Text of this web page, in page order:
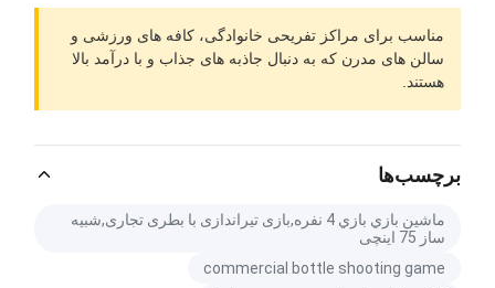
مناسب برای مراکز تفریحی خانوادگی، کافه های ورزشی و
سالن های مدرن که به دنبال جاذبه های جذاب و با درآمد بالا
هستند.
برچسب‌ها
ماشين بازي بازي 4 نفره,بازی تیراندازی با بطری تجاری,شبیه
ساز 75 اینچی
commercial bottle shooting game